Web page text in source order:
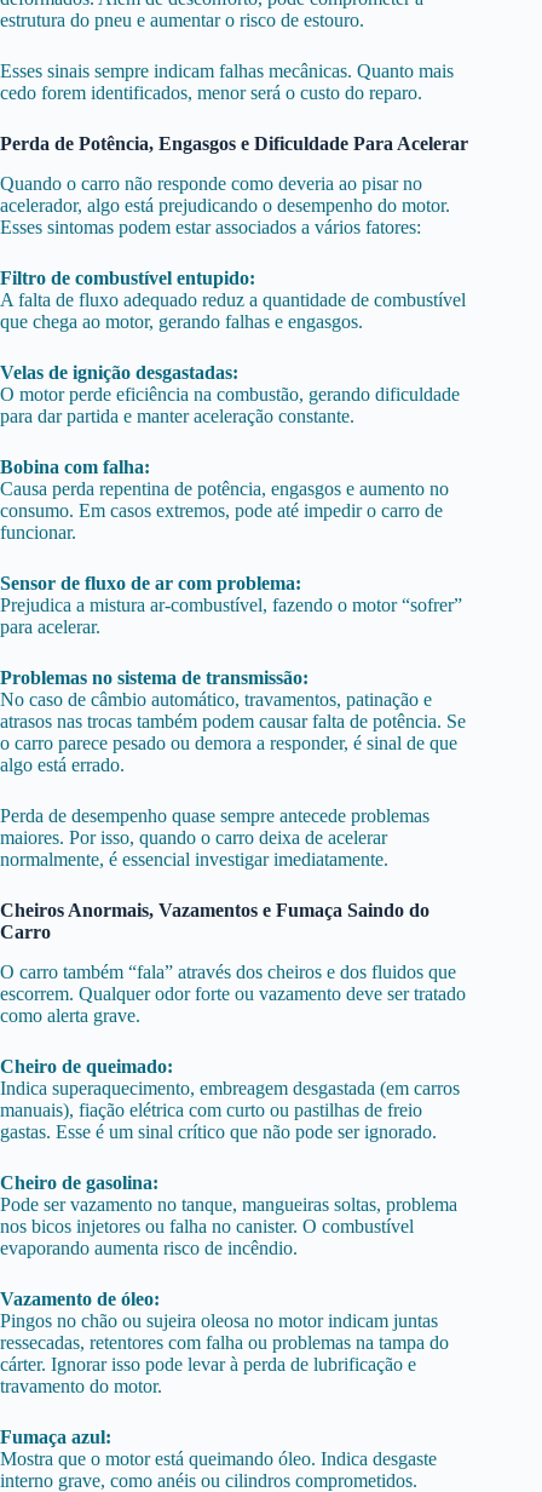
estrutura do pneu e aumentar o risco de estouro.
Esses sinais sempre indicam falhas mecânicas. Quanto mais
cedo forem identificados, menor será o custo do reparo.
Perda de Potência, Engasgos e Dificuldade Para Acelerar
Quando o carro não responde como deveria ao pisar no
acelerador, algo está prejudicando o desempenho do motor.
Esses sintomas podem estar associados a vários fatores:
Filtro de combustível entupido:
A falta de fluxo adequado reduz a quantidade de combustível
que chega ao motor, gerando falhas e engasgos.
Velas de ignição desgastadas:
O motor perde eficiência na combustão, gerando dificuldade
para dar partida e manter aceleração constante.
Bobina com falha:
Causa perda repentina de potência, engasgos e aumento no
consumo. Em casos extremos, pode até impedir o carro de
funcionar.
Sensor de fluxo de ar com problema:
Prejudica a mistura ar-combustível, fazendo o motor “sofrer”
para acelerar.
Problemas no sistema de transmissão:
No caso de câmbio automático, travamentos, patinação e
atrasos nas trocas também podem causar falta de potência. Se
o carro parece pesado ou demora a responder, é sinal de que
algo está errado.
Perda de desempenho quase sempre antecede problemas
maiores. Por isso, quando o carro deixa de acelerar
normalmente, é essencial investigar imediatamente.
Cheiros Anormais, Vazamentos e Fumaça Saindo do
Carro
O carro também “fala” através dos cheiros e dos fluidos que
escorrem. Qualquer odor forte ou vazamento deve ser tratado
como alerta grave.
Cheiro de queimado:
Indica superaquecimento, embreagem desgastada (em carros
manuais), fiação elétrica com curto ou pastilhas de freio
gastas. Esse é um sinal crítico que não pode ser ignorado.
Cheiro de gasolina:
Pode ser vazamento no tanque, mangueiras soltas, problema
nos bicos injetores ou falha no canister. O combustível
evaporando aumenta risco de incêndio.
Vazamento de óleo:
Pingos no chão ou sujeira oleosa no motor indicam juntas
ressecadas, retentores com falha ou problemas na tampa do
cárter. Ignorar isso pode levar à perda de lubrificação e
travamento do motor.
Fumaça azul:
Mostra que o motor está queimando óleo. Indica desgaste
interno grave, como anéis ou cilindros comprometidos.